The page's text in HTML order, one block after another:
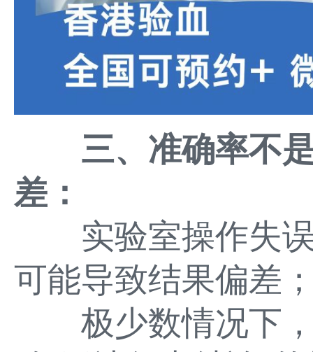
三、准确率不
差：
实验室操作失误
可能导致结果偏差
极少数情况下，